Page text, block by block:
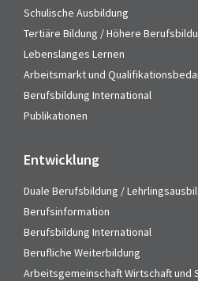
Schulische Ausbildung
Tertiäre Bildung / Höhere
Lebenslanges Lernen
Arbeitsmarkt und
Berufsbildung International
Publikationen
Entwicklung
Duale Berufsbildung /
Berufsinformation
Berufsbildung International
Berufliche Weiterbildung
Arbeitsgemeinschaft Wirtschaft und